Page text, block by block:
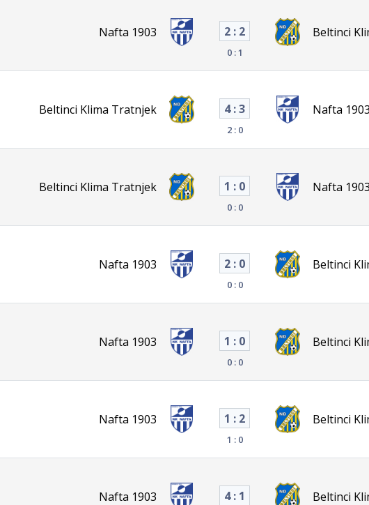
Nafta 1903 2 : 2
0 : 1
Beltinci
Beltinci Klima Tratnjek 4 : 3
2 : 0
Nafta
Beltinci Klima Tratnjek 1 : 0
0 : 0
Nafta
Nafta 1903 2 : 0
0 : 0
Beltinci
Nafta 1903 1 : 0
0 : 0
Beltinci
Nafta 1903 1 : 2
1 : 0
Beltinci
Nafta 1903 4 : 1 Beltinci